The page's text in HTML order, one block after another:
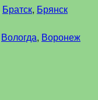
Братск, Брянск
Вологда, Воронеж